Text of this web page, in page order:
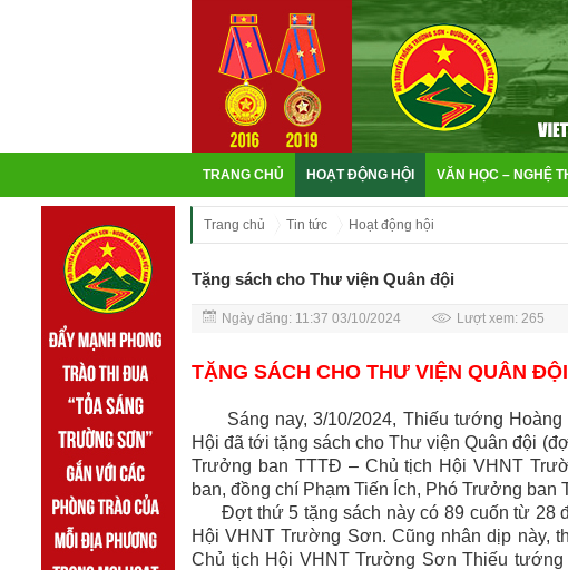
TRANG CHỦ HOẠT ĐỘNG HỘI VĂN HỌC – NGHỆ
Trang chủ Tin tức Hoạt động hội
Tặng sách cho Thư viện Quân đội
Ngày đăng: 11:37 03/10/2024 Lượt xem: 265
TẶNG SÁCH CHO THƯ VIỆN QUÂN ĐỘI
Sáng nay, 3/10/2024, Thiếu tướng Hoàng
Hội đã tới tặng sách cho Thư viện Quân đội
Trưởng ban TTTĐ – Chủ tịch Hội VHNT
ban, đồng chí Phạm Tiến Ích, Phó Trưởng ban
Đợt thứ 5 tặng sách này có 89 cuốn từ 28
Hội VHNT Trường Sơn. Cũng nhân dịp này,
Chủ tịch Hội VHNT Trường Sơn Thiếu